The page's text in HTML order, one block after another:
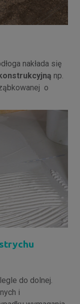
nakłada się
np.
o
do dolnej.
i